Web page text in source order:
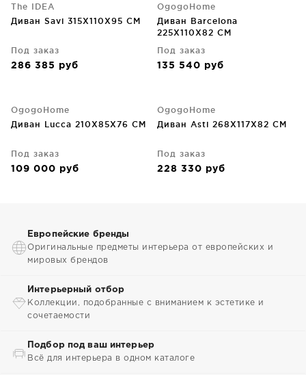
The IDEA
Диван Savi 315X110X95 CM
Под заказ
286 385 руб
OgogoHome
Диван Barcelona
225X110X82 CM
Под заказ
135 540 руб
OgogoHome
Диван Lucca 210X85X76 CM
Под заказ
109 000 руб
OgogoHome
Диван Asti 268X117X82 CM
Под заказ
228 330 руб
Европейские бренды
Оригинальные предметы интерьера от европейских и
мировых брендов
Интерьерный отбор
Коллекции, подобранные с вниманием к эстетике и
сочетаемости
Подбор под ваш интерьер
Всё для интерьера в одном каталоге